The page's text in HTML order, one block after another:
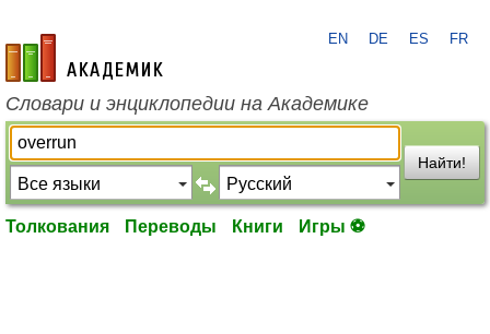
academic.ru
EN DE ES FR
Словари и энциклопедии на Академике
Найти!
Толкования Переводы Книги Игры ⚽